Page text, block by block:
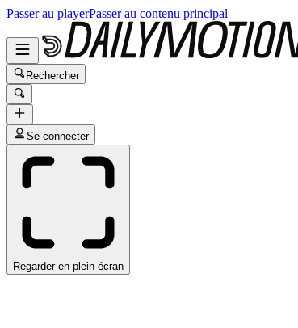
Passer au playerPasser au contenu principal
Rechercher
Se connecter
Regarder en plein écran